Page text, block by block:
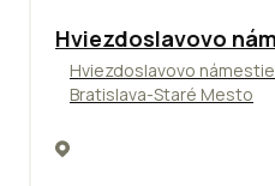
ODPORÚČAME
Hviezdoslavovo
Hviezdoslavovo námestie
Bratislava-Staré Mesto